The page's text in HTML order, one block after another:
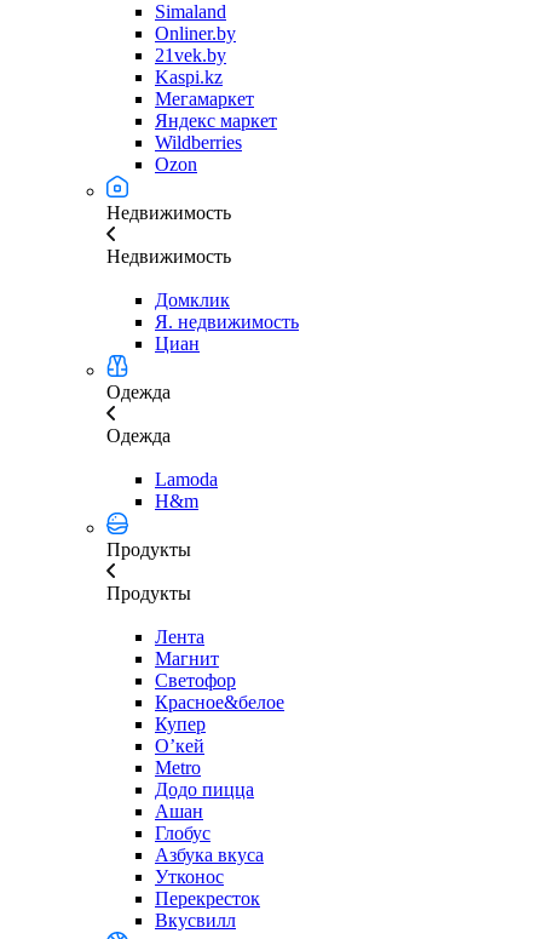
Simaland
Onliner.by
21vek.by
Kaspi.kz
Мегамаркет
Яндекс маркет
Wildberries
Ozon
Недвижимость
Недвижимость
Домклик
Я. недвижимость
Циан
Одежда
Одежда
Lamoda
H&m
Продукты
Продукты
Лента
Магнит
Светофор
Красное&белое
Купер
О’кей
Metro
Додо пицца
Ашан
Глобус
Азбука вкуса
Утконос
Перекресток
Вкусвилл